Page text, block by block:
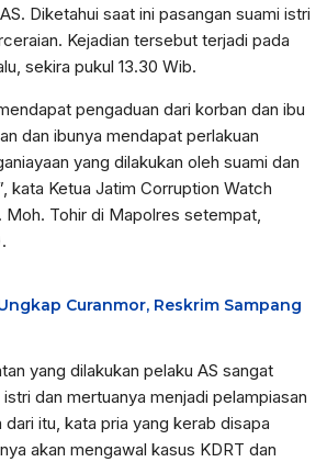
Diketahui saat ini pasangan suami istri
Kejadian tersebut terjadi pada
sekira pukul 13.30 Wib.
pengaduan dari korban dan ibu
dan ibunya mendapat perlakuan
yang dilakukan oleh suami dan
kata Ketua Jatim Corruption Watch
Moh. Tohir di Mapolres setempat,
Curanmor, Reskrim Sampang
yang dilakukan pelaku AS sangat
dan mertuanya menjadi pelampiasan
itu, kata pria yang kerab disapa
akan mengawal kasus KDRT dan